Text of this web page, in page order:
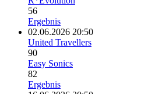
56
Ergebnis
02.06.2026 20:50
United Travellers
90
Easy Sonics
82
Ergebnis